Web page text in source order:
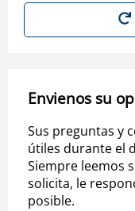
Envienos su
Sus preguntas y
útiles durante el
Siempre leemos
solicita, le
posible.